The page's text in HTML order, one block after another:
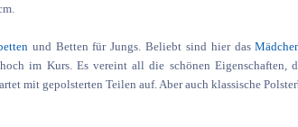
und Betten für Jungs. Beliebt sind hier das
im Kurs. Es vereint all die schönen Eigenschaften,
mit gepolsterten Teilen auf. Aber auch klassische